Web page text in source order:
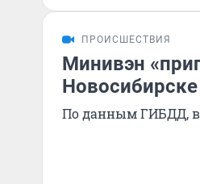
ПРОИСШЕСТВИЯ
Минивэн
По данным ГИБДД, в